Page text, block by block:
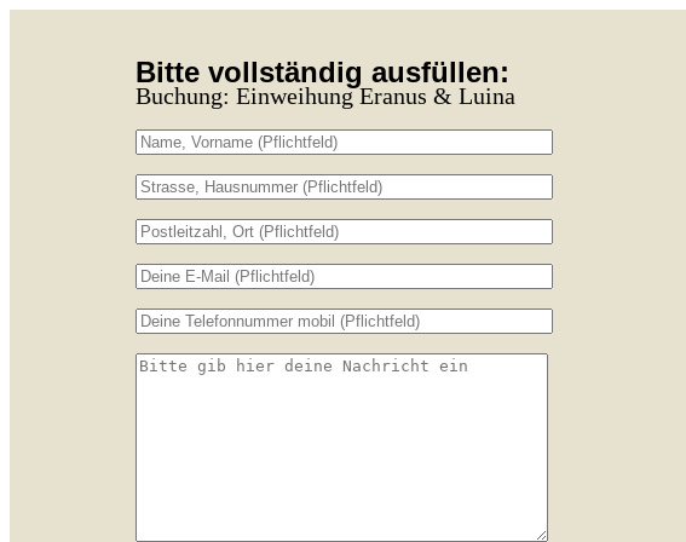
Bitte vollständig ausfüllen:
Buchung: Einweihung Eranus & Luina